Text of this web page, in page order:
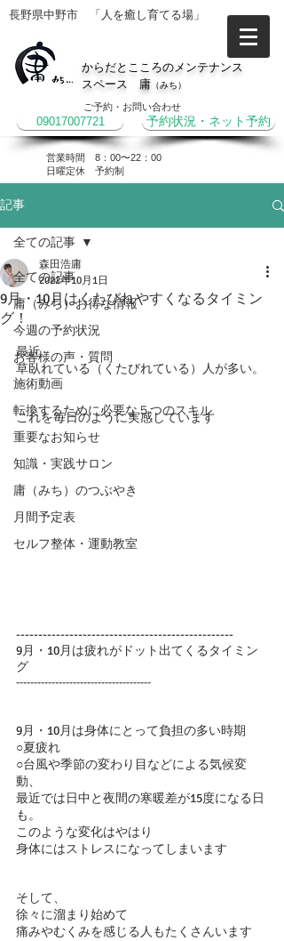
長野県中野市 「人を癒し育てる場」
からだとこころのメンテナンス
スペース 庸 （みち）
ご予約・お問い合わせ
09017007721 予約状況・ネット予約
営業時間 8：00〜22：00
​日曜定休 予約制
記事
全ての記事
庸（みち）お得な情報
今週の予約状況
お客様の声・質問
施術動画
転換するために必要な５つのスキル
重要なお知らせ
知識・実践サロン
庸（みち）のつぶやき
月間予定表
セルフ整体・運動教室
全ての記事
9月・10月はくたびれやすくなるタイミン
グ！
森田浩庸
2022年10月1日
最近、
草臥れている（くたびれている）人が多い。
これを毎日のように実感しています
-------------------------------------------------
9月・10月は疲れがドット出てくるタイミン
グ
--------------------------------------
9月・10月は身体にとって負担の多い時期
○夏疲れ
○台風や季節の変わり目などによる気候変
動、
最近では日中と夜間の寒暖差が15度になる日
も。
このような変化はやはり
身体にはストレスになってしまいます
そして、
徐々に溜まり始めて
痛みやむくみを感じる人もたくさんいます